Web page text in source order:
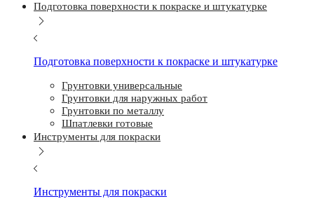
Подготовка поверхности к покраске и штукатурке
Подготовка поверхности к покраске и штукатурке
Грунтовки универсальные
Грунтовки для наружных работ
Грунтовки по металлу
Шпатлевки готовые
Инструменты для покраски
Инструменты для покраски